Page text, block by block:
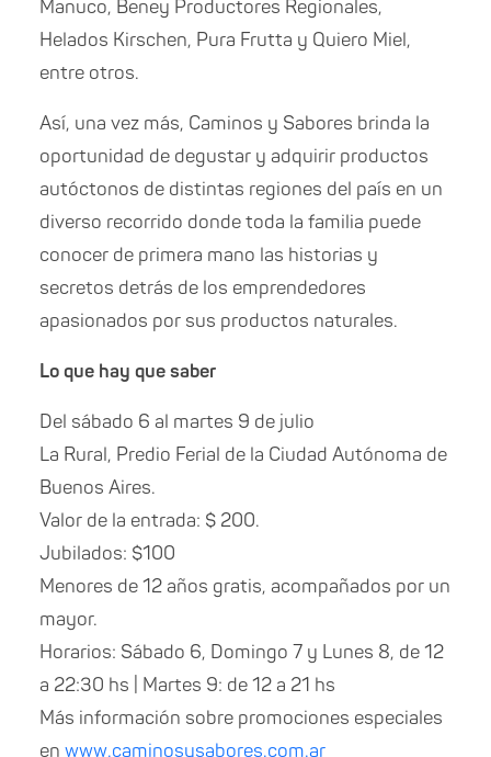
Manuco, Beney Productores Regionales,
Helados Kirschen, Pura Frutta y Quiero Miel,
entre otros.
Así, una vez más, Caminos y Sabores brinda la
oportunidad de degustar y adquirir productos
autóctonos de distintas regiones del país en un
diverso recorrido donde toda la familia puede
conocer de primera mano las historias y
secretos detrás de los emprendedores
apasionados por sus productos naturales.
Lo que hay que saber
Del sábado 6 al martes 9 de julio
La Rural, Predio Ferial de la Ciudad Autónoma de
Buenos Aires.
Valor de la entrada: $ 200.
Jubilados: $100
Menores de 12 años gratis, acompañados por un
mayor.
Horarios: Sábado 6, Domingo 7 y Lunes 8, de 12
a 22:30 hs | Martes 9: de 12 a 21 hs
Más información sobre promociones especiales
en www.caminosysabores.com.ar